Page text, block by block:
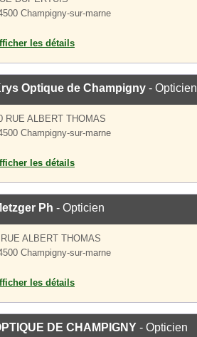
Champigny-sur-marne
les détails
Optique de Champigny - Opticien
RUE ALBERT THOMAS
Champigny-sur-marne
les détails
Ph - Opticien
ALBERT THOMAS
Champigny-sur-marne
les détails
DE CHAMPIGNY - Opticien